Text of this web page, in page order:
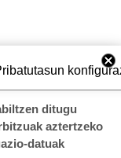
ditugu
aztertzeko
datuak